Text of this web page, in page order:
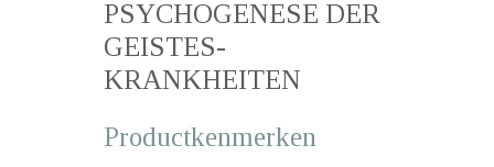
PSYCHOGENESE DER
GEISTES-
KRANKHEITEN
Productkenmerken